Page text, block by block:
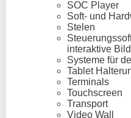
SOC Player
Soft- und
Stelen
interaktive
Systeme für
Tablet
Terminals
Touchscreen
Transport
Video Wall